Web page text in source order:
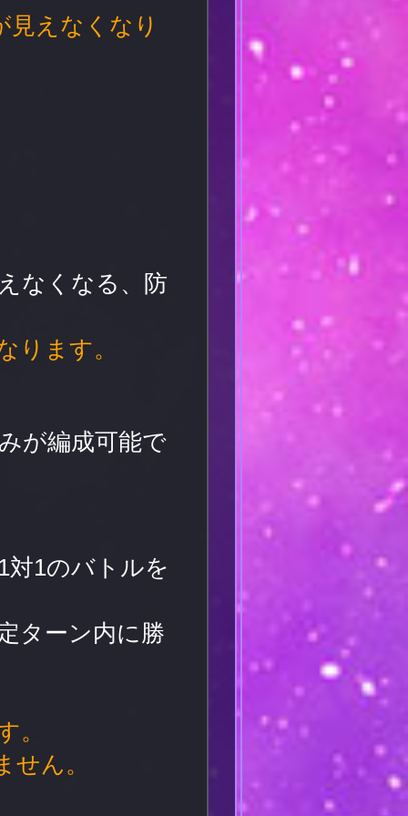
えなくなり
なくなる、防
ります。
が編成可能で
対1のバトルを
ターン内に勝
。
ん。